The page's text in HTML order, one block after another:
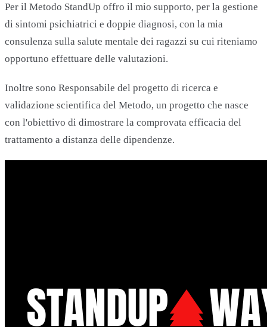
Per il Metodo StandUp offro il mio supporto, per la gestione
di sintomi psichiatrici e doppie diagnosi, con la mia
consulenza sulla salute mentale dei ragazzi su cui riteniamo
opportuno effettuare delle valutazioni.
Inoltre sono Responsabile del progetto di ricerca e
validazione scientifica del Metodo, un progetto che nasce
con l'obiettivo di dimostrare la comprovata efficacia del
trattamento a distanza delle dipendenze.